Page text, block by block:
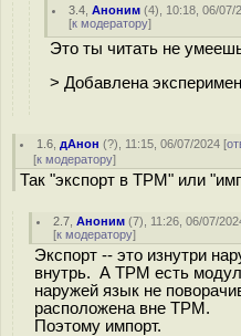
3.4 ,Аноним (4), 10:18, 06/07/
[к модератору]
Это ты читать не
> Добавлена
1.6 дАнон (?), 11:15, 06/07/2024 [
[к модератору]
Так "экспорт в TPM" или
2.7 ,Аноним (7), 11:26, 06/07/
[к модератору]
Экспорт -- это изнутри
внутрь. А TPM есть
наружей язык не
расположена вне TPM.
Поэтому импорт.